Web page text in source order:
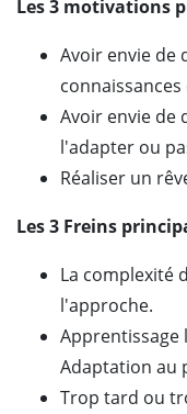
Les 3 motivations
Avoir envie de
Avoir envie de
l'adapter ou
Réaliser un
Les 3 Freins
La complexité
l'approche.
Apprentissage
Adaptation au
Trop tard ou